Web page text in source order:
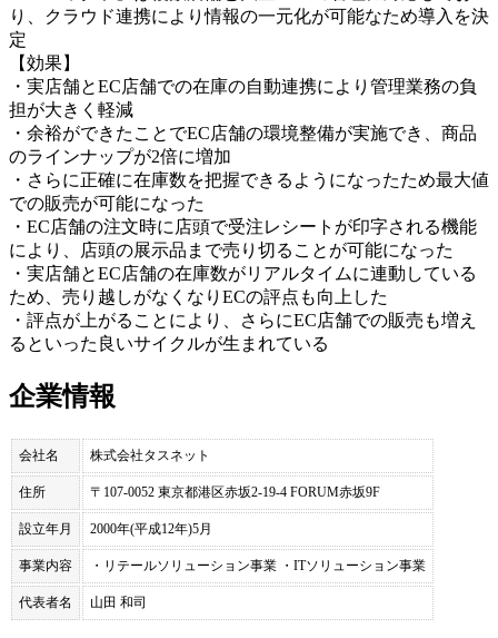
り、クラウド連携により情報の一元化が可能なため導入を決
定
【効果】
・実店舗とEC店舗での在庫の自動連携により管理業務の負
担が大きく軽減
・余裕ができたことでEC店舗の環境整備が実施でき、商品
のラインナップが2倍に増加
・さらに正確に在庫数を把握できるようになったため最大値
での販売が可能になった
・EC店舗の注文時に店頭で受注レシートが印字される機能
により、店頭の展示品まで売り切ることが可能になった
・実店舗とEC店舗の在庫数がリアルタイムに連動している
ため、売り越しがなくなりECの評点も向上した
・評点が上がることにより、さらにEC店舗での販売も増え
るといった良いサイクルが生まれている
企業情報
会社名 株式会社タスネット
住所 〒107-0052 東京都港区赤坂2-19-4 FORUM赤坂9F
設立年月 2000年(平成12年)5月
事業内容 ・リテールソリューション事業 ・ITソリューション事業
代表者名 山田 和司